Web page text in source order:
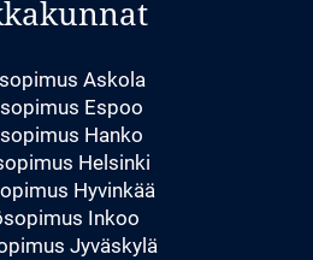
Askola
Espoo
Hanko
Helsinki
Hyvinkää
Inkoo
Jyväskylä